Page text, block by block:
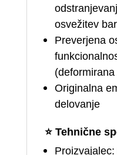
osvežitev
Preverjena
Originalna
delovanje
⭐ Tehnične